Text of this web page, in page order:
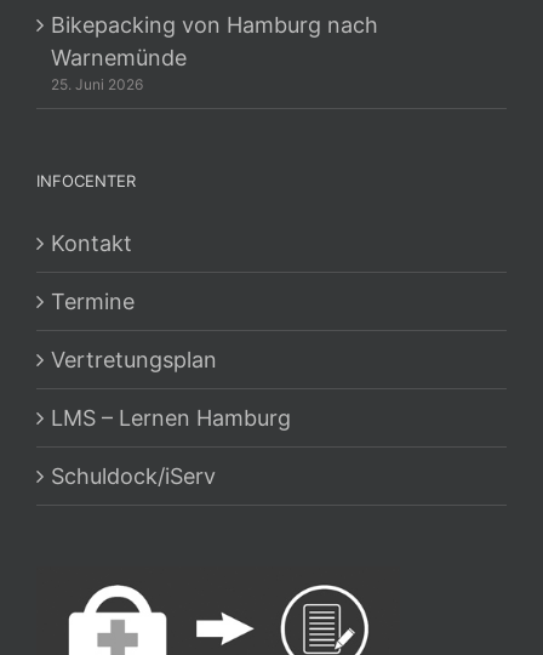
Bikepacking von Hamburg nach
Warnemünde
25. Juni 2026
INFOCENTER
Kontakt
Termine
Vertretungsplan
LMS – Lernen Hamburg
Schuldock/iServ